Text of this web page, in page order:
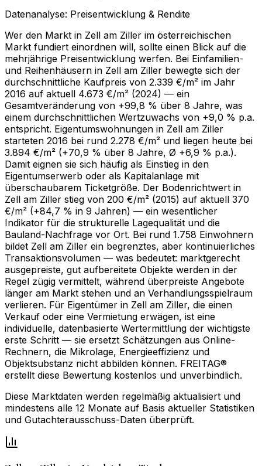
Datenanalyse: Preisentwicklung & Rendite
Wer den Markt in Zell am Ziller im österreichischen
Markt fundiert einordnen will, sollte einen Blick auf die
mehrjährige Preisentwicklung werfen. Bei Einfamilien-
und Reihenhäusern in Zell am Ziller bewegte sich der
durchschnittliche Kaufpreis von 2.339 €/m² im Jahr
2016 auf aktuell 4.673 €/m² (2024) — ein
Gesamtveränderung von +99,8 % über 8 Jahre, was
einem durchschnittlichen Wertzuwachs von +9,0 % p.a.
entspricht. Eigentumswohnungen in Zell am Ziller
starteten 2016 bei rund 2.278 €/m² und liegen heute bei
3.894 €/m² (+70,9 % über 8 Jahre, Ø +6,9 % p.a.).
Damit eignen sie sich häufig als Einstieg in den
Eigentumserwerb oder als Kapitalanlage mit
überschaubarem Ticketgröße. Der Bodenrichtwert in
Zell am Ziller stieg von 200 €/m² (2015) auf aktuell 370
€/m² (+84,7 % in 9 Jahren) — ein wesentlicher
Indikator für die strukturelle Lagequalität und die
Bauland-Nachfrage vor Ort. Bei rund 1.758 Einwohnern
bildet Zell am Ziller ein begrenztes, aber kontinuierliches
Transaktionsvolumen — was bedeutet: marktgerecht
ausgepreiste, gut aufbereitete Objekte werden in der
Regel zügig vermittelt, während überpreiste Angebote
länger am Markt stehen und an Verhandlungsspielraum
verlieren. Für Eigentümer in Zell am Ziller, die einen
Verkauf oder eine Vermietung erwägen, ist eine
individuelle, datenbasierte Wertermittlung der wichtigste
erste Schritt — sie ersetzt Schätzungen aus Online-
Rechnern, die Mikrolage, Energieeffizienz und
Objektsubstanz nicht abbilden können. FREITAG®
erstellt diese Bewertung kostenlos und unverbindlich.
Diese Marktdaten werden regelmäßig aktualisiert und
mindestens alle 12 Monate auf Basis aktueller Statistiken
und Gutachterausschuss-Daten überprüft.